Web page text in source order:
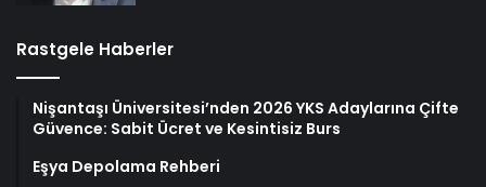
Rastgele Haberler
Nişantaşı Üniversitesi’nden 2026 YKS Adaylarına Çifte
Güvence: Sabit Ücret ve Kesintisiz Burs
Eşya Depolama Rehberi